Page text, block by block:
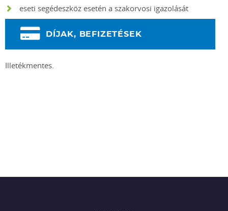
eseti segédeszköz esetén a szakorvosi igazolását
DÍJAK, BEFIZETÉSEK
Illetékmentes.